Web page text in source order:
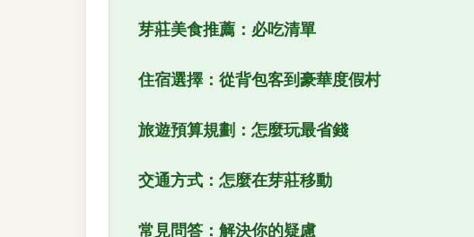
芽莊美食推薦：必吃清單
住宿選擇：從背包客到豪華度假村
旅遊預算規劃：怎麼玩最省錢
交通方式：怎麼在芽莊移動
常見問答：解決你的疑慮